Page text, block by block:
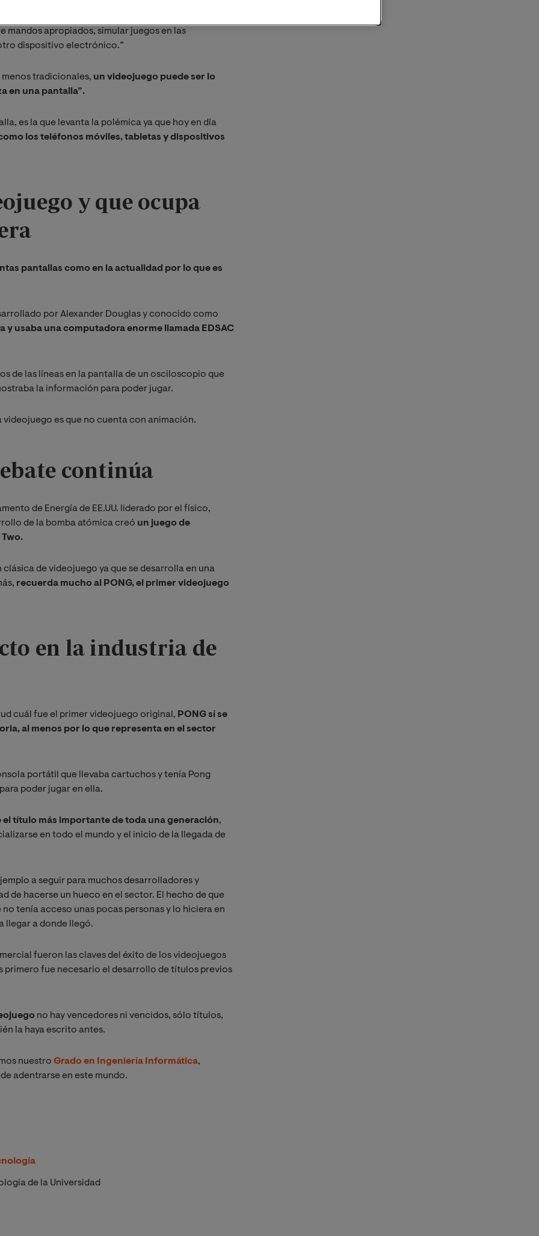
la RAE dice lo siguiente:
apropiados, simular juegos en las
dispositivo electrónico.”
menos tradicionales, un videojuego puede ser lo
en una pantalla”.
es la que levanta la polémica ya que hoy en día
los teléfonos móviles, tabletas y dispositivos
y que ocupa
pantallas como en la actualidad por lo que es
por Alexander Douglas y conocido como
y usaba una computadora enorme llamada EDSAC
de las líneas en la pantalla de un osciloscopio que
la información para poder jugar.
videojuego es que no cuenta con animación.
continúa
de Energía de EE.UU. liderado por el físico,
de la bomba atómica creó un juego de
de videojuego ya que se desarrolla en una
recuerda mucho al PONG, el primer videojuego
en la industria de
cuál fue el primer videojuego original, PONG sí se
al menos por lo que representa en el sector
portátil que llevaba cartuchos y tenía Pong
poder jugar en ella.
el título más importante de toda una generación,
en todo el mundo y el inicio de la llegada de
a seguir para muchos desarrolladores y
de hacerse un hueco en el sector. El hecho de que
tenía acceso unas pocas personas y lo hiciera en
llegar a donde llegó.
fueron las claves del éxito de los videojuegos
primero fue necesario el desarrollo de títulos previos
no hay vencedores ni vencidos, sólo títulos,
la haya escrito antes.
nuestro Grado en Ingeniería Informática,
adentrarse en este mundo.
de la Universidad